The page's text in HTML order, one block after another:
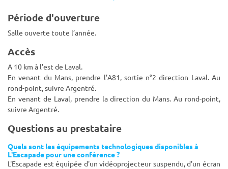
Période d'ouverture
Salle ouverte toute l’année.
Accès
A 10 km à l’est de Laval.
En venant du Mans, prendre l’A81, sortie n°2 direction Laval. Au
rond-point, suivre Argentré.
En venant de Laval, prendre la direction du Mans. Au rond-point,
suivre Argentré.
Questions au prestataire
Quels sont les équipements technologiques disponibles à
L'Escapade pour une conférence ?
L'Escapade est équipée d'un vidéoprojecteur suspendu, d'un écran